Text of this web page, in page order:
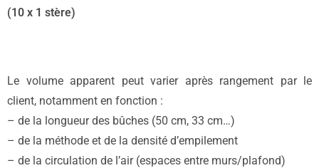
(10 x 1 stère)
Le volume apparent peut varier après rangement par le
client, notamment en fonction :
– de la longueur des bûches (50 cm, 33 cm…)
– de la méthode et de la densité d’empilement
– de la circulation de l’air (espaces entre murs/plafond)